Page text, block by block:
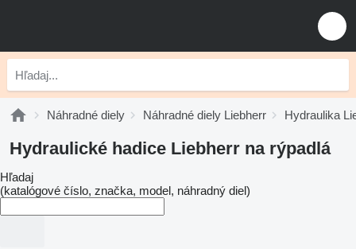
Náhradné diely Náhradné diely Liebherr Hydraulika
Hydraulické hadice Liebherr na rýpadlá
Hľadaj
(katalógové číslo, značka, model, náhradný diel)